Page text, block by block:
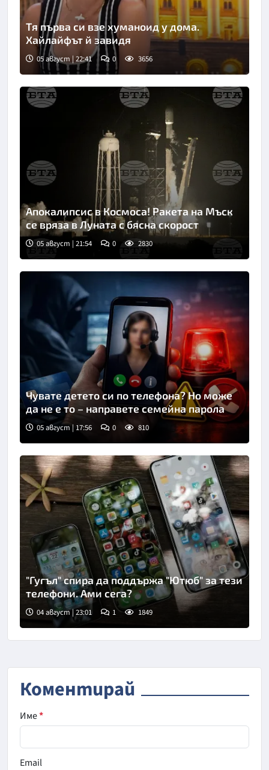
Тя първа си взе хуманоид у дома.
Хайлайфът й завидя
05 август | 22:41 0 3656
Апокалипсис в Космоса! Ракета на Мъск
се вряза в Луната с бясна скорост
05 август | 21:54 0 2830
Чувате детето си по телефона? Но може
да не е то – направете семейна парола
05 август | 17:56 0 810
"Гугъл" спира да поддържа "Ютюб" за тези
телефони. Ами сега?
04 август | 23:01 1 1849
Коментирай
Име*
Email